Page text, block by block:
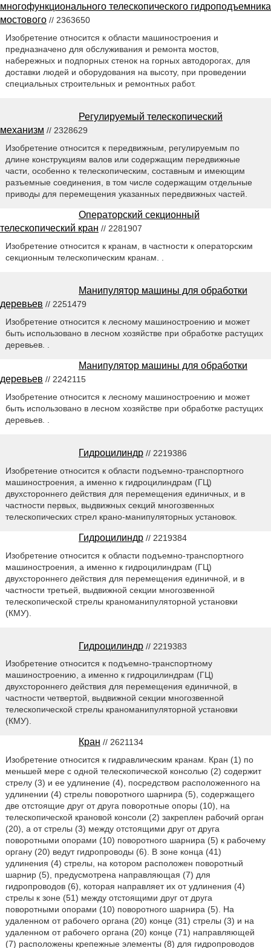
многофункционального телескопического гидроподъемника
мостового // 2363650
Изобретение относится к области машиностроения и
предназначено для обслуживания и ремонта мостов,
набережных и подпорных стенок на горных автодорогах, для
доставки людей и оборудования на высоту, при проведении
специальных строительных и ремонтных работ.
Регулируемый телескопический
механизм // 2328629
Изобретение относится к передвижным, регулируемым по
длине конструкциям валов или содержащим передвижные
части, особенно к телескопическим, составным и имеющим
разъемные соединения, в том числе содержащим отдельные
приводы для перемещения указанных передвижных частей.
Операторский секционный
телескопический кран // 2281907
Изобретение относится к кранам, в частности к операторским
секционным телескопическим кранам. .
Манипулятор машины для обработки
деревьев // 2251479
Изобретение относится к лесному машиностроению и может
быть использовано в лесном хозяйстве при обработке растущих
деревьев. .
Манипулятор машины для обработки
деревьев // 2242115
Изобретение относится к лесному машиностроению и может
быть использовано в лесном хозяйстве при обработке растущих
деревьев. .
Гидроцилиндр // 2219386
Изобретение относится к области подъемно-транспортного
машиностроения, а именно к гидроцилиндрам (ГЦ)
двухстороннего действия для перемещения единичных, и в
частности первых, выдвижных секций многозвенных
телескопических стрел крано-манипуляторных установок.
Гидроцилиндр // 2219384
Изобретение относится к области подъемно-транспортного
машиностроения, а именно к гидроцилиндрам (ГЦ)
двухстороннего действия для перемещения единичной, и в
частности третьей, выдвижной секции многозвенной
телескопической стрелы краноманипуляторной установки
(КМУ).
Гидроцилиндр // 2219383
Изобретение относится к подъемно-транспортному
машиностроению, а именно к гидроцилиндрам (ГЦ)
двухстороннего действия для перемещения единичной, в
частности четвертой, выдвижной секции многозвенной
телескопической стрелы краноманипуляторной установки
(КМУ).
Кран // 2621134
Изобретение относится к гидравлическим кранам. Кран (1) по
меньшей мере с одной телескопической консолью (2) содержит
стрелу (3) и ее удлинение (4), посредством расположенного на
удлинении (4) стрелы поворотного шарнира (5), содержащего
две отстоящие друг от друга поворотные опоры (10), на
телескопической крановой консоли (2) закреплен рабочий орган
(20), а от стрелы (3) между отстоящими друг от друга
поворотными опорами (10) поворотного шарнира (5) к рабочему
органу (20) ведут гидропроводы (6). В зоне конца (41)
удлинения (4) стрелы, на котором расположен поворотный
шарнир (5), предусмотрена направляющая (7) для
гидропроводов (6), которая направляет их от удлинения (4)
стрелы к зоне (51) между отстоящими друг от друга
поворотными опорами (10) поворотного шарнира (5). На
удаленном от рабочего органа (20) конце (31) стрелы (3) и на
удаленном от рабочего органа (20) конце (71) направляющей
(7) расположены крепежные элементы (8) для гидропроводов